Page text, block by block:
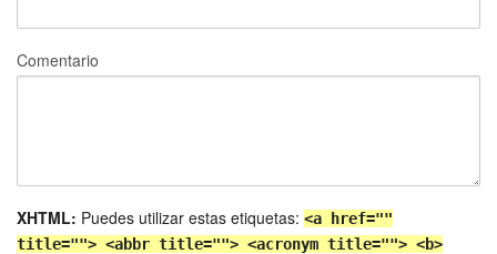
Comentario
XHTML: Puedes utilizar estas etiquetas: <a href=""
title=""> <abbr title=""> <acronym title=""> <b>